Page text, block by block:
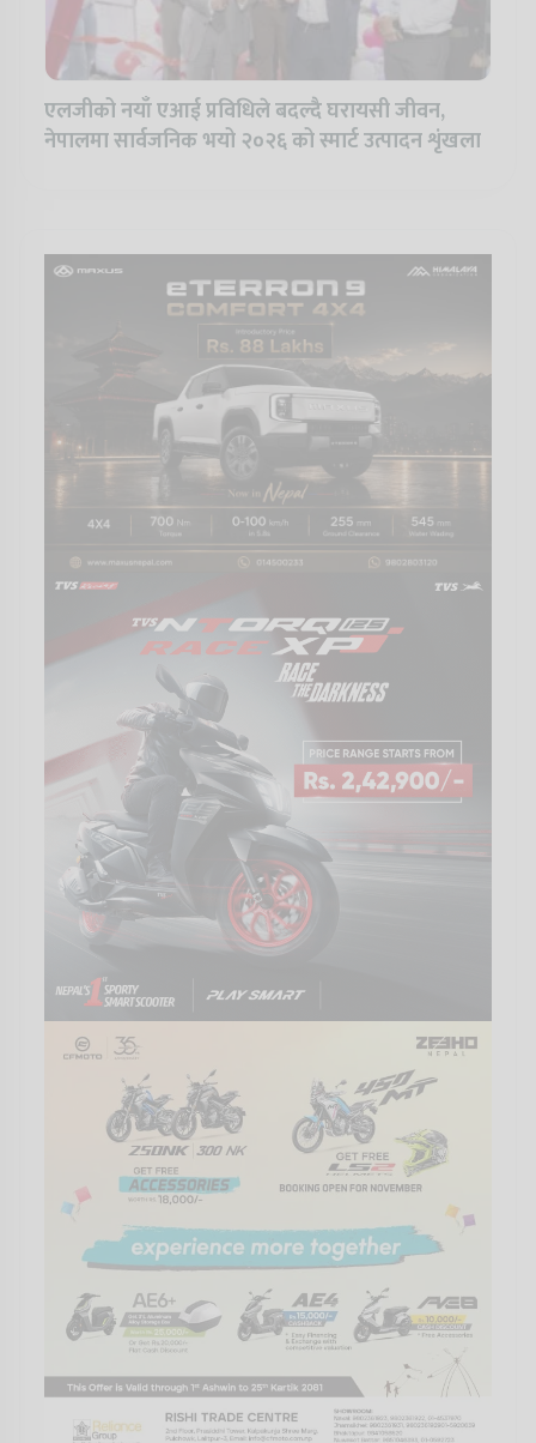
एलजीको नयाँ एआई प्रविधिले बदल्दै घरायसी जीवन,
नेपालमा सार्वजनिक भयो २०२६ को स्मार्ट उत्पादन शृंखला